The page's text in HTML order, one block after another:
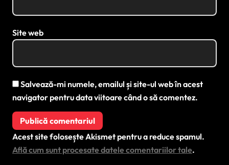
Site web
Salvează-mi numele, emailul și site-ul web în acest
navigator pentru data viitoare când o să comentez.
Acest site folosește Akismet pentru a reduce spamul.
Află cum sunt procesate datele comentariilor tale.